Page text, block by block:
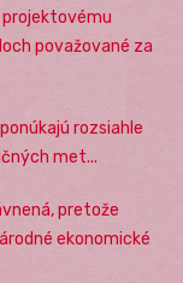
považované za
rozsiahle
met...
pretože
ekonomické